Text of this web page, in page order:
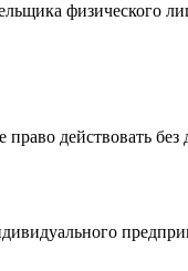
физического
действовать